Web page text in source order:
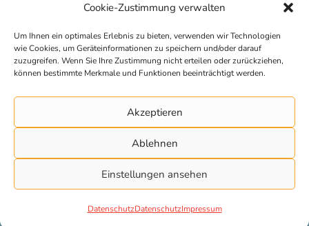
Cookie-Zustimmung verwalten
Um Ihnen ein optimales Erlebnis zu bieten, verwenden wir Technologien
wie Cookies, um Geräteinformationen zu speichern und/oder darauf
zuzugreifen. Wenn Sie Ihre Zustimmung nicht erteilen oder zurückziehen,
können bestimmte Merkmale und Funktionen beeinträchtigt werden.
Akzeptieren
Ablehnen
Einstellungen ansehen
DatenschutzDatenschutzImpressum
© 2026 LSJ Sachsen
Kontakt
Impressum
Datenschutz